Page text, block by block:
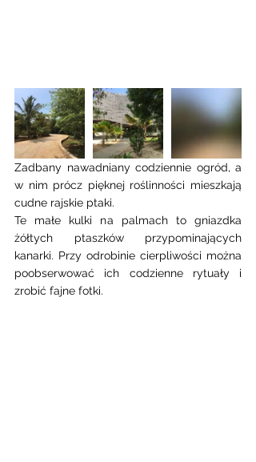
Zadbany nawadniany codziennie ogród, a
w nim prócz pięknej roślinności mieszkają
cudne rajskie ptaki.
Te małe kulki na palmach to gniazdka
żółtych ptaszków przypominających
kanarki. Przy odrobinie cierpliwości można
poobserwować ich codzienne rytuały i
zrobić fajne fotki.